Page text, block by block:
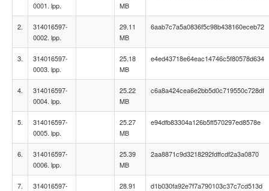
0001. lpp.
MB
2.
314016597-
0002. lpp.
29.11
MB
6aab7c7a5a0836f5c98b438160eceb72
3.
314016597-
0003. lpp.
25.18
MB
e4ed43718e64eac14746c5f80578d634
4.
314016597-
0004. lpp.
25.22
MB
c6a8a424cea6e2bb5d0c719550c728df
5.
314016597-
0005. lpp.
25.27
MB
e94dfb83304a126b5ff570297ed8578e
6.
314016597-
0006. lpp.
25.39
MB
2aa8871c9d3218292fdffcdf2a3a0870
7.
314016597-
28.91
d1b030fa92e7f7a790103c37c7cd513d